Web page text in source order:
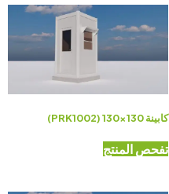
كابينة 130×130 (PRK1002)
تفحص المنتج